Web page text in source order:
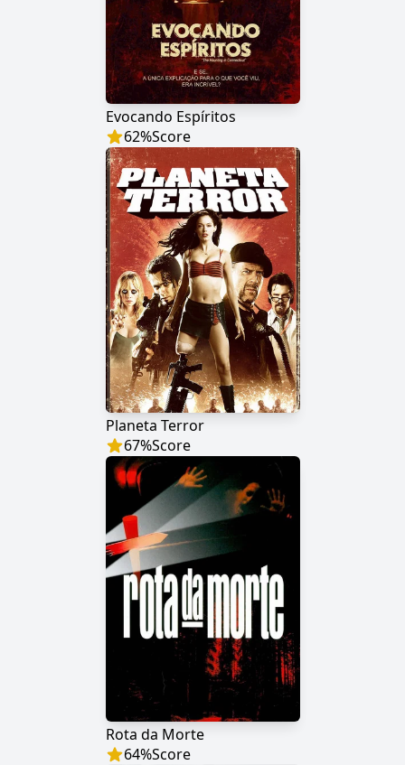
Evocando Espíritos
62%Score
Planeta Terror
67%Score
Rota da Morte
64%Score